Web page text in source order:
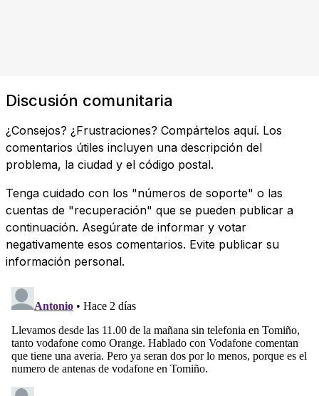
Discusión comunitaria
¿Consejos? ¿Frustraciones? Compártelos aquí. Los
comentarios útiles incluyen una descripción del
problema, la ciudad y el código postal.
Tenga cuidado con los "números de soporte" o las
cuentas de "recuperación" que se pueden publicar a
continuación. Asegúrate de informar y votar
negativamente esos comentarios. Evite publicar su
información personal.